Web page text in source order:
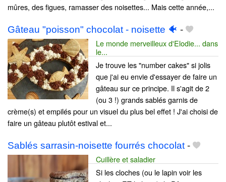
mûres, des figues, ramasser des noisettes... Mais cette année,...
Gâteau "poisson" chocolat - noisette 🐠 -
Le monde merveilleux d'Elodie... dans
le...
Je trouve les "number cakes" si jolis
que j'ai eu envie d'essayer de faire un
gâteau sur ce principe. Il s'agit de 2
(ou 3 !) grands sablés garnis de
crème(s) et empilés pour un visuel du plus bel effet ! J'ai choisi de
faire un gâteau plutôt estival et...
Sablés sarrasin-noisette fourrés chocolat-
Cuillère et saladier
Si les cloches (ou le lapin voir les